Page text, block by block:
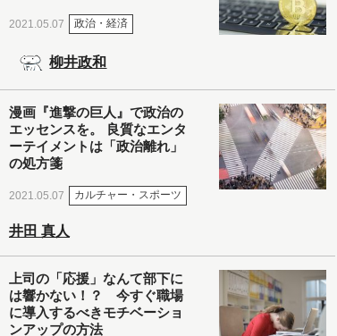
2021.05.07 政治・経済
柳井政和
漫画『進撃の巨人』で政治の
エッセンスを。 良質なエンタ
ーテイメントは「政治離れ」
の処方箋
2021.05.07 カルチャー・スポーツ
井田 真人
上司の「応援」なんて部下に
は響かない！？ 今すぐ職場
に導入するべきモチベーショ
ンアップの方法